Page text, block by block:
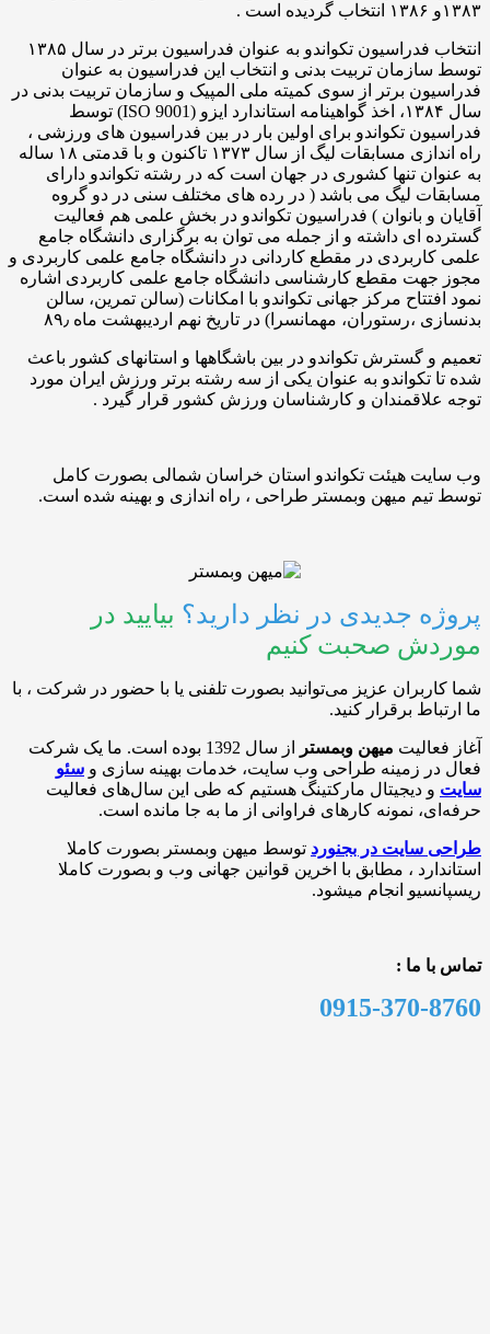
انتخاب فدراسیون تکواندو به عنوان فدراسیون برتر در سال ۱۳۸۵
تربیت بدنی و انتخاب این فدراسیون به عنوان
برتر از سوی کمیته ملی المپیک و سازمان تربیت بدنی در
سال ۱۳۸۴، اخذ گواهینامه استاندارد ایزو (ISO 9001) توسط
تکواندو برای اولین بار در بین فدراسیون های ورزشی ،
راه اندازی مسابقات لیگ از سال ۱۳۷۳ تاکنون و با قدمتی ۱۸ ساله
تنها کشوری در جهان است که در رشته تکواندو دارای
لیگ می باشد ( در رده های مختلف سنی در دو گروه
و بانوان ) فدراسیون تکواندو در بخش علمی هم فعالیت
ای داشته و از جمله می توان به برگزاری دانشگاه جامع
در مقطع کاردانی در دانشگاه جامع علمی کاربردی و
مقطع کارشناسی دانشگاه جامع علمی کاربردی اشاره
مرکز جهانی تکواندو با امکانات (سالن تمرین، سالن
،رستوران، مهمانسرا) در تاریخ نهم اردیبهشت ماه ۸۹٫
گسترش تکواندو در بین باشگاهها و استانهای کشور باعث
به عنوان یکی از سه رشته برتر ورزش ایران مورد
و کارشناسان ورزش کشور قرار گیرد .
هیئت تکواندو استان خراسان شمالی بصورت کامل
میهن وبمستر طراحی ، راه اندازی و بهینه شده است.
جدیدی در نظر دارید؟ بیایید در
صحبت کنیم
عزیز می‌توانید بصورت تلفنی یا با حضور در شرکت ، با
برقرار کنید.
میهن وبمستر
از سال 1392 بوده است. ما یک شرکت
زمینه طراحی وب ‌سایت، خدمات بهینه سازی وسئو
دیجیتال مارکتینگ هستیم که طی این سال‌های فعالیت
نمونه کارهای فراوانی از ما به جا مانده است.
در بجنوردتوسط میهن وبمستر بصورت کاملا
، مطابق با اخرین قوانین جهانی وب و بصورت کاملا
انجام میشود.
ما :
0915-